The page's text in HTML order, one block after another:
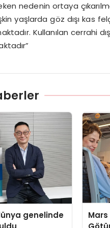
nedenin ortaya
yaşlarda göz dışı kas
Kullanılan cerrahi
genelinde
Mars